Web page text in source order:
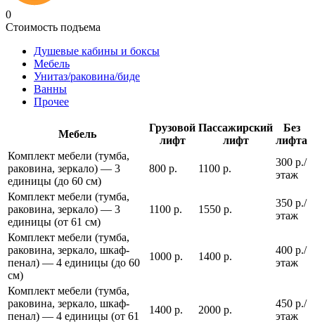
0
Стоимость подъема
Душевые кабины и боксы
Мебель
Унитаз/раковина/биде
Ванны
Прочее
Мебель
Грузовой
лифт
Пассажирский
лифт
Без
лифта
Комплект мебели (тумба,
раковина, зеркало) — 3
единицы (до 60 см)
800 р. 1100 р.
300 р./
этаж
Комплект мебели (тумба,
раковина, зеркало) — 3
единицы (от 61 см)
1100 р. 1550 р.
350 р./
этаж
Комплект мебели (тумба,
раковина, зеркало, шкаф-
пенал) — 4 единицы (до 60
см)
1000 р. 1400 р.
400 р./
этаж
Комплект мебели (тумба,
раковина, зеркало, шкаф-
пенал) — 4 единицы (от 61
1400 р. 2000 р.
450 р./
этаж